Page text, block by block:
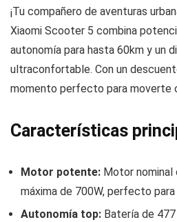
¡Tu compañero de aventuras
Xiaomi Scooter 5 combina
autonomía para hasta 60km y un
ultraconfortable. Con un
momento perfecto para moverte
Características
Motor potente: Motor nominal
máxima de 700W, perfecto
Autonomía top: Batería de